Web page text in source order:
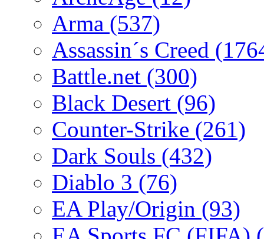
Arma (537)
Assassin´s Creed
Battle.net (300)
Black Desert (96)
Counter-Strike (261)
Dark Souls (432)
Diablo 3 (76)
EA Play/Origin (93)